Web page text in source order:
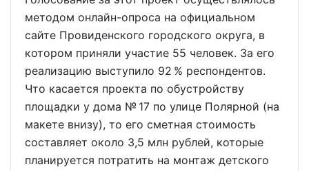
методом онлайн-опроса на официальном
сайте Провиденского городского округа, в
котором приняли участие 55 человек. За его
реализацию выступило 92 % респондентов.
Что касается проекта по обустройству
площадки у дома № 17 по улице Полярной (на
макете внизу), то его сметная стоимость
составляет около 3,5 млн рублей, которые
планируется потратить на монтаж детского